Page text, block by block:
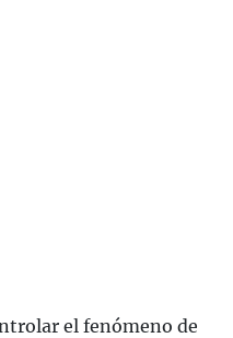
el fenómeno de